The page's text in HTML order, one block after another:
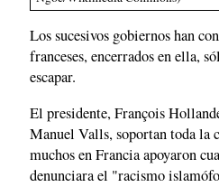
Los sucesivos gobiernos han
franceses, encerrados en ella,
escapar.
El presidente, François
Manuel Valls, soportan toda la
muchos en Francia apoyaron
denunciara el "racismo